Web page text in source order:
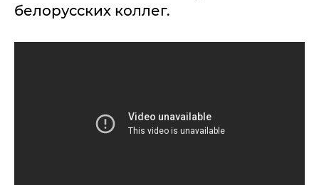
белорусских коллег.